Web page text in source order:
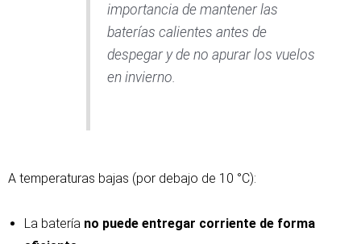
importancia de mantener las
baterías calientes antes de
despegar y de no apurar los vuelos
en invierno.
A temperaturas bajas (por debajo de 10 °C):
La batería no puede entregar corriente de forma